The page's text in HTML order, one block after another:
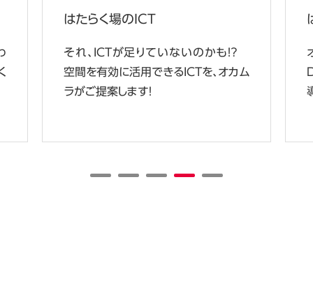
はたらく場のICT
それ、ICTが足りていないのかも！？
空間を有効に活用できるICTを、オカム
ラがご提案します！